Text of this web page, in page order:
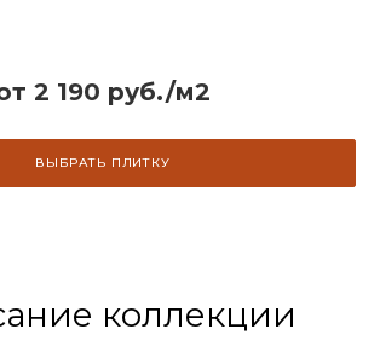
2 190 руб./м2
ВЫБРАТЬ ПЛИТКУ
коллекции